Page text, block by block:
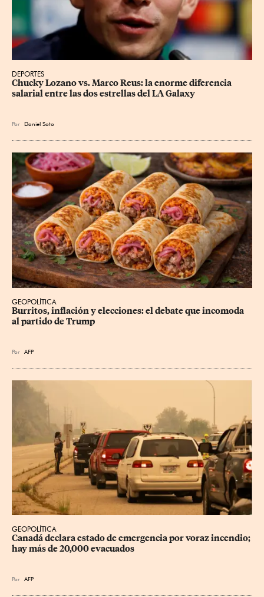
DEPORTES
Chucky Lozano vs. Marco Reus: la enorme diferencia
salarial entre las dos estrellas del LA Galaxy
Por Daniel Soto
GEOPOLÍTICA
Burritos, inflación y elecciones: el debate que incomoda
al partido de Trump
Por AFP
GEOPOLÍTICA
Canadá declara estado de emergencia por voraz incendio;
hay más de 20,000 evacuados
Por AFP